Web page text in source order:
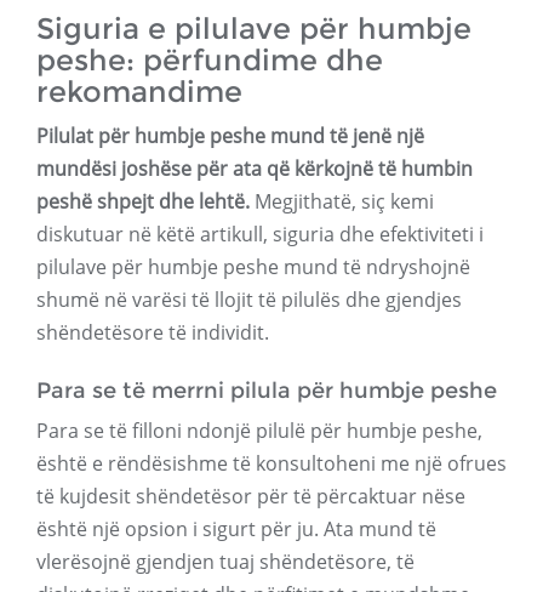
Siguria e pilulave për humbje
peshe: përfundime dhe
rekomandime
Pilulat për humbje peshe mund të jenë një
mundësi joshëse për ata që kërkojnë të humbin
peshë shpejt dhe lehtë. Megjithatë, siç kemi
diskutuar në këtë artikull, siguria dhe efektiviteti i
pilulave për humbje peshe mund të ndryshojnë
shumë në varësi të llojit të pilulës dhe gjendjes
shëndetësore të individit.
Para se të merrni pilula për humbje peshe
Para se të filloni ndonjë pilulë për humbje peshe,
është e rëndësishme të konsultoheni me një ofrues
të kujdesit shëndetësor për të përcaktuar nëse
është një opsion i sigurt për ju. Ata mund të
vlerësojnë gjendjen tuaj shëndetësore, të